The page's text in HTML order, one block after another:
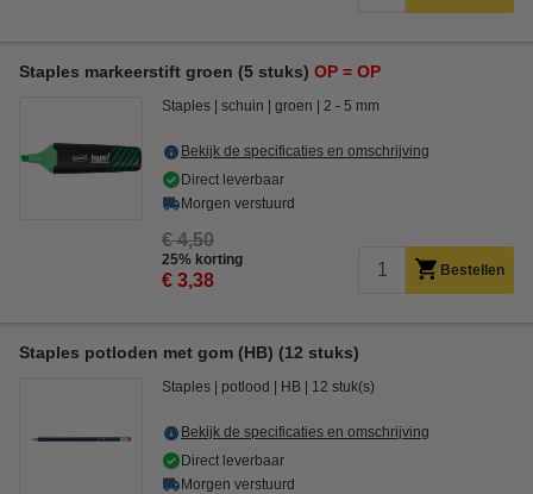
Staples markeerstift groen (5 stuks) OP = OP
Staples schuin groen 2 - 5 mm
Bekijk de specificaties en omschrijving
Direct leverbaar
Morgen verstuurd
€ 4,50
25% korting
€ 3,38 Bestellen
Staples potloden met gom (HB) (12 stuks)
Staples potlood HB 12 stuk(s)
Bekijk de specificaties en omschrijving
Direct leverbaar
Morgen verstuurd